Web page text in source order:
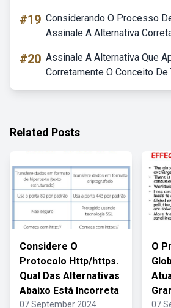
#19 Considerando O Processo
Assinale A Alternativa
#20 Assinale A Alternativa Que
Corretamente O Conceito De
Related Posts
Considere O
Protocolo Http/https.
Qual Das Alternativas
Abaixo Está Incorreta
07 September 2024
O
07